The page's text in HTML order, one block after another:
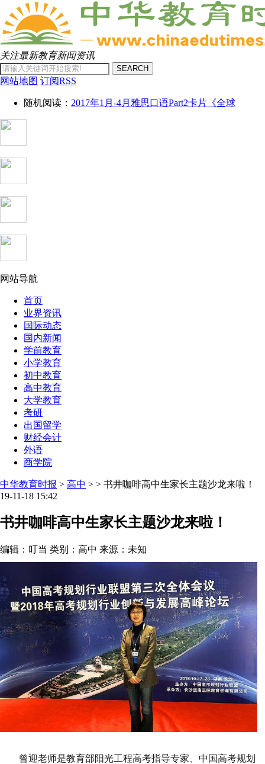
关注最新教育新闻资讯
SEARCH
网站地图 订阅RSS
随机阅读： 2017年1月-4月雅思口语Part2卡片《全球
网站导航
首页
业界资讯
国际动态
国内新闻
学前教育
小学教育
初中教育
高中教育
大学教育
考研
出国留学
财经会计
外语
商学院
中华教育时报 > 高中 > > 书井咖啡高中生家长主题沙龙来啦！
19-11-18 15:42
书井咖啡高中生家长主题沙龙来啦！
编辑：叮当 类别：高中 来源：未知
曾迎老师是教育部阳光工程高考指导专家、中国高考规划